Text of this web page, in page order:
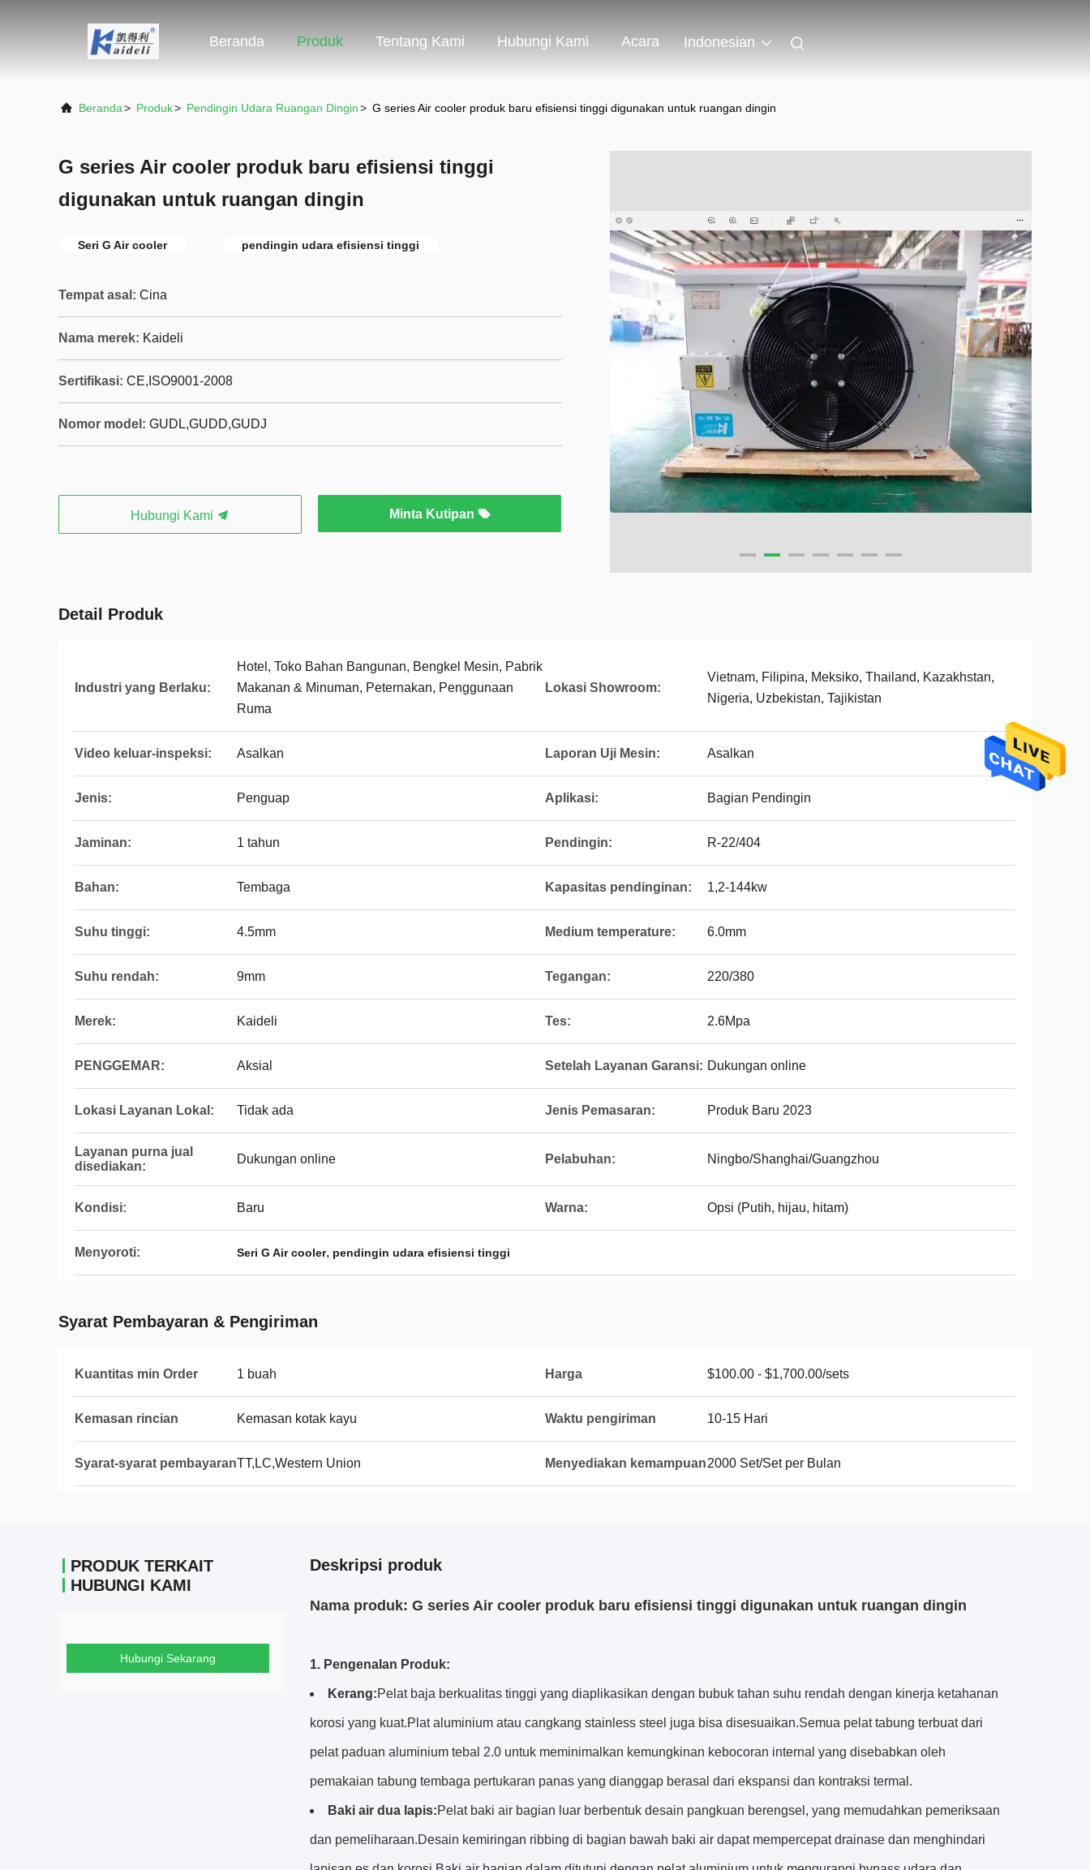
Beranda Produk Tentang Kami Hubungi Kami Acara Indonesian
Beranda> Produk> Pendingin Udara Ruangan Dingin> G series Air cooler produk baru efisiensi tinggi digunakan untuk ruangan dingin
G series Air cooler produk baru efisiensi tinggi
digunakan untuk ruangan dingin
Seri G Air cooler pendingin udara efisiensi tinggi
Tempat asal: Cina
Nama merek: Kaideli
Sertifikasi: CE,ISO9001-2008
Nomor model: GUDL,GUDD,GUDJ
Hubungi Kami Minta Kutipan
Detail Produk
Industri yang Berlaku:
Hotel, Toko Bahan Bangunan, Bengkel Mesin, Pabrik
Makanan & Minuman, Peternakan, Penggunaan
Ruma
Lokasi Showroom:
Vietnam, Filipina, Meksiko, Thailand, Kazakhstan,
Nigeria, Uzbekistan, Tajikistan
Video keluar-inspeksi: Asalkan Laporan Uji Mesin: Asalkan
Jenis: Penguap Aplikasi: Bagian Pendingin
Jaminan: 1 tahun Pendingin: R-22/404
Bahan: Tembaga Kapasitas pendinginan: 1,2-144kw
Suhu tinggi: 4.5mm Medium temperature: 6.0mm
Suhu rendah: 9mm Tegangan: 220/380
Merek: Kaideli Tes: 2.6Mpa
PENGGEMAR: Aksial Setelah Layanan Garansi: Dukungan online
Lokasi Layanan Lokal: Tidak ada Jenis Pemasaran: Produk Baru 2023
Layanan purna jual
disediakan:
Dukungan online Pelabuhan: Ningbo/Shanghai/Guangzhou
Kondisi: Baru Warna: Opsi (Putih, hijau, hitam)
Menyoroti: Seri G Air cooler, pendingin udara efisiensi tinggi
Syarat Pembayaran & Pengiriman
Kuantitas min Order 1 buah Harga $100.00 - $1,700.00/sets
Kemasan rincian Kemasan kotak kayu Waktu pengiriman 10-15 Hari
Syarat-syarat pembayaranTT,LC,Western Union Menyediakan kemampuan2000 Set/Set per Bulan
PRODUK TERKAIT
HUBUNGI KAMI
Hubungi Sekarang
Deskripsi produk
Nama produk: G series Air cooler produk baru efisiensi tinggi digunakan untuk ruangan dingin
1. Pengenalan Produk:
Kerang:Pelat baja berkualitas tinggi yang diaplikasikan dengan bubuk tahan suhu rendah dengan kinerja ketahanan
korosi yang kuat.Plat aluminium atau cangkang stainless steel juga bisa disesuaikan.Semua pelat tabung terbuat dari
pelat paduan aluminium tebal 2.0 untuk meminimalkan kemungkinan kebocoran internal yang disebabkan oleh
pemakaian tabung tembaga pertukaran panas yang dianggap berasal dari ekspansi dan kontraksi termal.
Baki air dua lapis:Pelat baki air bagian luar berbentuk desain pangkuan berengsel, yang memudahkan pemeriksaan
dan pemeliharaan.Desain kemiringan ribbing di bagian bawah baki air dapat mempercepat drainase dan menghindari